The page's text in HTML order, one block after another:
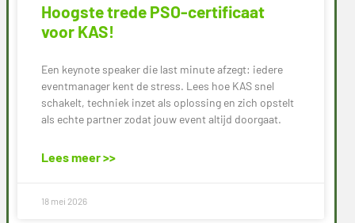
Hoogste trede PSO-certificaat
voor KAS!
Een keynote speaker die last minute afzegt: iedere
eventmanager kent de stress. Lees hoe KAS snel
schakelt, techniek inzet als oplossing en zich opstelt
als echte partner zodat jouw event altijd doorgaat.
Lees meer >>
18 mei 2026